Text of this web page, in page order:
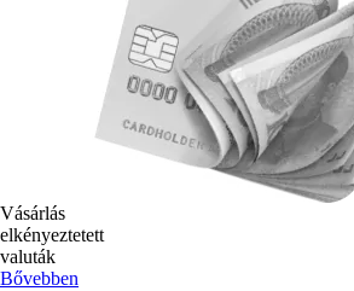
Vásárlás
elkényeztetett
valuták
Bővebben